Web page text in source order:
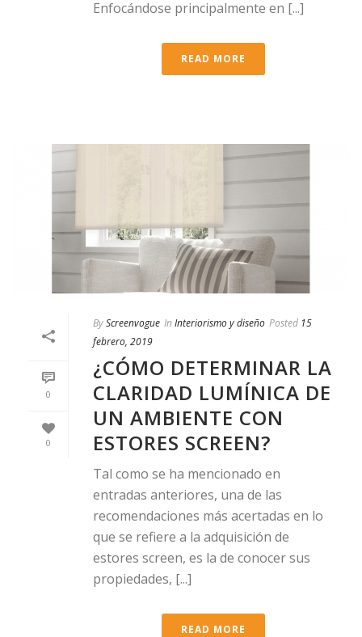
Enfocándose principalmente en [...]
READ MORE
0
0
ByScreenvogue In Interiorismo y diseño Posted 15
febrero, 2019
¿CÓMO DETERMINAR LA
CLARIDAD LUMÍNICA DE
UN AMBIENTE CON
ESTORES SCREEN?
Tal como se ha mencionado en
entradas anteriores, una de las
recomendaciones más acertadas en lo
que se refiere a la adquisición de
estores screen, es la de conocer sus
propiedades, [...]
READ MORE